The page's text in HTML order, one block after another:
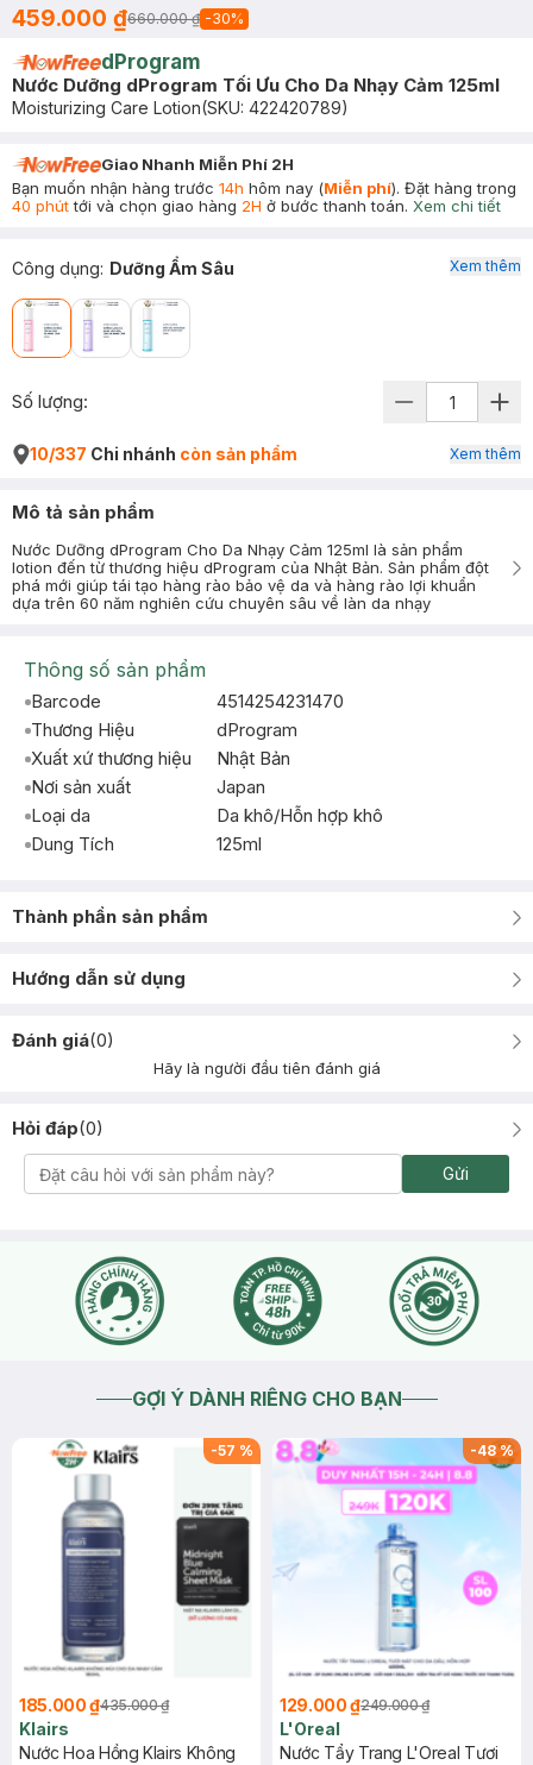
459.000 ₫660.000 ₫ -30%
dProgram
Nước Dưỡng dProgram Tối Ưu Cho Da Nhạy Cảm 125ml
Moisturizing Care Lotion(SKU: 422420789)
Giao Nhanh Miễn Phí 2H
Bạn muốn nhận hàng trước 14h hôm nay (Miễn phí). Đặt hàng trong
40 phúttới và chọn giao hàng 2H ở bước thanh toán. Xem chi tiết
Công dụng: Dưỡng Ẩm Sâu Xem thêm
Số lượng:
10/337 Chi nhánh còn sản phẩm Xem thêm
Mô tả sản phẩm
Nước Dưỡng dProgram Cho Da Nhạy Cảm 125ml là sản phẩm
lotion đến từ thương hiệu dProgram của Nhật Bản. Sản phẩm đột
phá mới giúp tái tạo hàng rào bảo vệ da và hàng rào lợi khuẩn
dựa trên 60 năm nghiên cứu chuyên sâu về làn da nhạy
Thông số sản phẩm
Barcode
4514254231470
Thương Hiệu
dProgram
Xuất xứ thương hiệu
Nhật Bản
Nơi sản xuất
Japan
Loại da
Da khô/Hỗn hợp khô
Dung Tích
125ml
Thành phần sản phẩm
Hướng dẫn sử dụng
Đánh giá(0)
Hãy là người đầu tiên đánh giá
Hỏi đáp(0)
Gửi
GỢI Ý DÀNH RIÊNG CHO BẠN
-57 %
185.000 ₫435.000 ₫
Klairs
Nước Hoa Hồng Klairs Không
-48%
129.000 ₫249.000 ₫
L'Oreal
Nước Tẩy Trang L'Oreal Tươi